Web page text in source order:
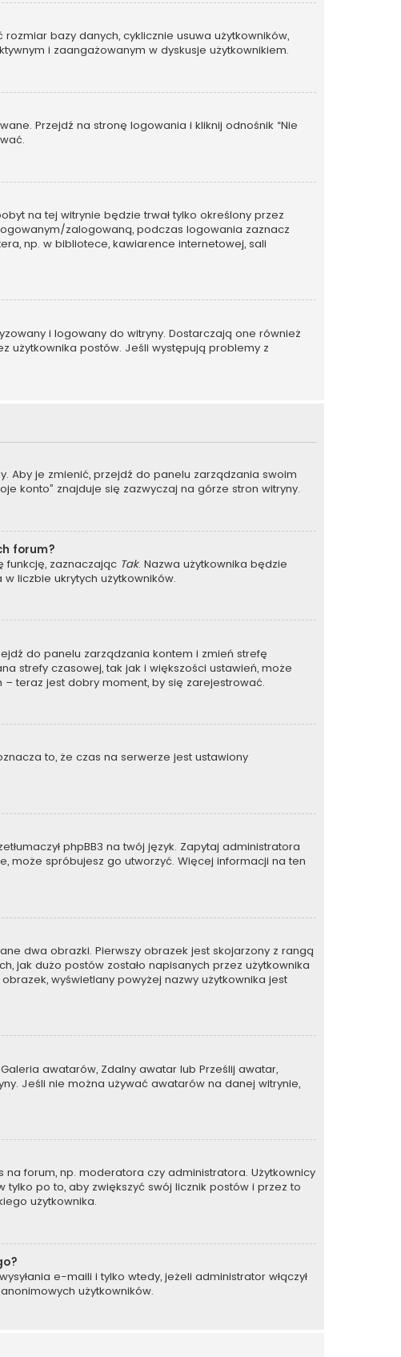
bazy danych, cyklicznie usuwa użytkowników,
i zaangażowanym w dyskusje użytkownikiem.
Przejdź na stronę logowania i kliknij odnośnik “Nie
na tej witrynie będzie trwał tylko określony przez
zalogowaną, podczas logowania zaznacz
np. w bibliotece, kawiarence internetowej, sali
i logowany do witryny. Dostarczają one również
użytkownika postów. Jeśli występują problemy z
Aby je zmienić, przejdź do panelu zarządzania swoim
konto” znajduje się zazwyczaj na górze stron witryny.
forum?
funkcję, zaznaczając Tak. Nazwa użytkownika będzie
liczbie ukrytych użytkowników.
do panelu zarządzania kontem i zmień strefę
strefy czasowej, tak jak i większości ustawień, może
teraz jest dobry moment, by się zarejestrować.
to, że czas na serwerze jest ustawiony
phpBB3 na twój język. Zapytaj administratora
może spróbujesz go utworzyć. Więcej informacji na ten
dwa obrazki. Pierwszy obrazek jest skojarzony z rangą
jak dużo postów zostało napisanych przez użytkownika
wyświetlany powyżej nazwy użytkownika jest
awatarów, Zdalny awatar lub Prześlij awatar,
Jeśli nie można używać awatarów na danej witrynie,
forum, np. moderatora czy administratora. Użytkownicy
po to, aby zwiększyć swój licznik postów i przez to
użytkownika.
e-maili i tylko wtedy, jeżeli administrator włączył
użytkowników.